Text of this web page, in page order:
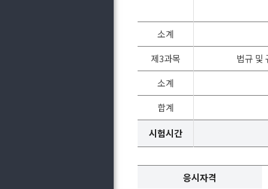
소계
제3과목
법규 및
소계
합계
시험시간
응시자격